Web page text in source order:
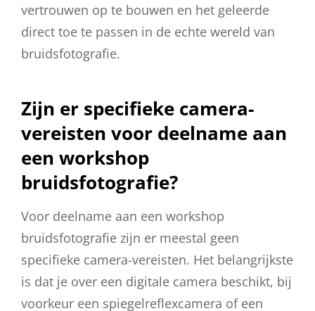
vertrouwen op te bouwen en het geleerde
direct toe te passen in de echte wereld van
bruidsfotografie.
Zijn er specifieke camera-
vereisten voor deelname aan
een workshop
bruidsfotografie?
Voor deelname aan een workshop
bruidsfotografie zijn er meestal geen
specifieke camera-vereisten. Het belangrijkste
is dat je over een digitale camera beschikt, bij
voorkeur een spiegelreflexcamera of een